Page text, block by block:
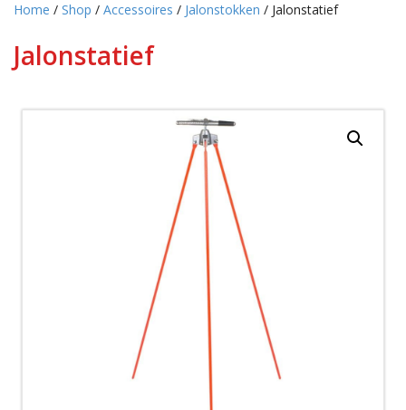
Home / Shop / Accessoires / Jalonstokken / Jalonstatief
Jalonstatief